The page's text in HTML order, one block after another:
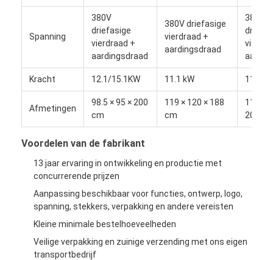
Thuis
Over Ons
Fabriekstour
Kwaliteitscontrole
Neem contact met ons op
Nieuws
Gevallen
Spanning
380V
driefasige
vierdraad +
aardingsdraad
380V driefasige
vierdraad +
aardingsdraad
380V
Kracht 12.1/15.1KW 11.1 kW 11.7/
Afmetingen
98.5 × 95 × 200
cm
119 × 120 × 188
cm
119 ×
201,5
Voordelen van de fabrikant
13 jaar ervaring in ontwikkeling en productie met
concurrerende prijzen
Aanpassing beschikbaar voor functies, ontwerp, logo,
spanning, stekkers, verpakking en andere vereisten
Kleine minimale bestelhoeveelheden
Veilige verpakking en zuinige verzending met ons eigen
transportbedrijf